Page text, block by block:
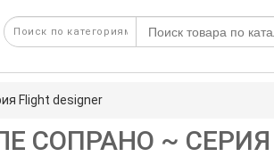
Flight designer
СОПРАНО ~ СЕРИЯ